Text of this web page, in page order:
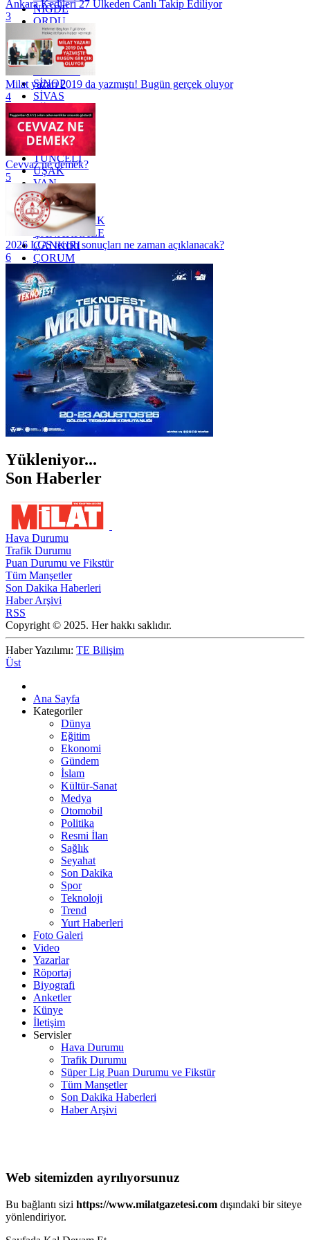
NİĞDE
ORDU
OSMANİYE
RİZE
SAKARYA
SAMSUN
SİNOP
SİVAS
TEKİRDAĞ
TOKAT
TRABZON
TUNCELİ
UŞAK
VAN
YALOVA
YOZGAT
ZONGULDAK
ÇANAKKALE
ÇANKIRI
ÇORUM
İSTANBUL
İZMİR
ŞANLIURFA
ŞIRNAK
Ankara Kedileri 27 Ülkeden Canlı Takip Ediliyor
3
Milat yazarı 2019 da yazmıştı! Bugün gerçek oluyor
4
Cevvaz ne demek?
5
2026 LGS tercih sonuçları ne zaman açıklanacak?
6
Yükleniyor...
Son Haberler
Hava Durumu
Trafik Durumu
Puan Durumu ve Fikstür
Tüm Manşetler
Son Dakika Haberleri
Haber Arşivi
RSS
Copyright © 2025. Her hakkı saklıdır.
Haber Yazılımı: TE Bilişim
Üst
Ana Sayfa
Kategoriler
Dünya
Eğitim
Ekonomi
Gündem
İslam
Kültür-Sanat
Medya
Otomobil
Politika
Resmi İlan
Sağlık
Seyahat
Son Dakika
Spor
Teknoloji
Trend
Yurt Haberleri
Foto Galeri
Video
Yazarlar
Röportaj
Biyografi
Anketler
Künye
İletişim
Servisler
Hava Durumu
Trafik Durumu
Süper Lig Puan Durumu ve Fikstür
Tüm Manşetler
Son Dakika Haberleri
Haber Arşivi
Web sitemizden ayrılıyorsunuz
Bu bağlantı sizi https://www.milatgazetesi.com dışındaki bir siteye
yönlendiriyor.